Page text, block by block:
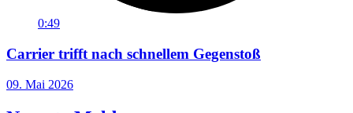
0:49
Carrier trifft nach schnellem Gegenstoß
09. Mai 2026